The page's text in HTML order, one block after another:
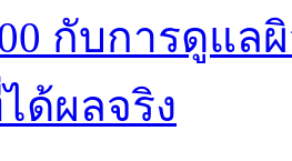
กับการดูแ
ด้ผลจริง